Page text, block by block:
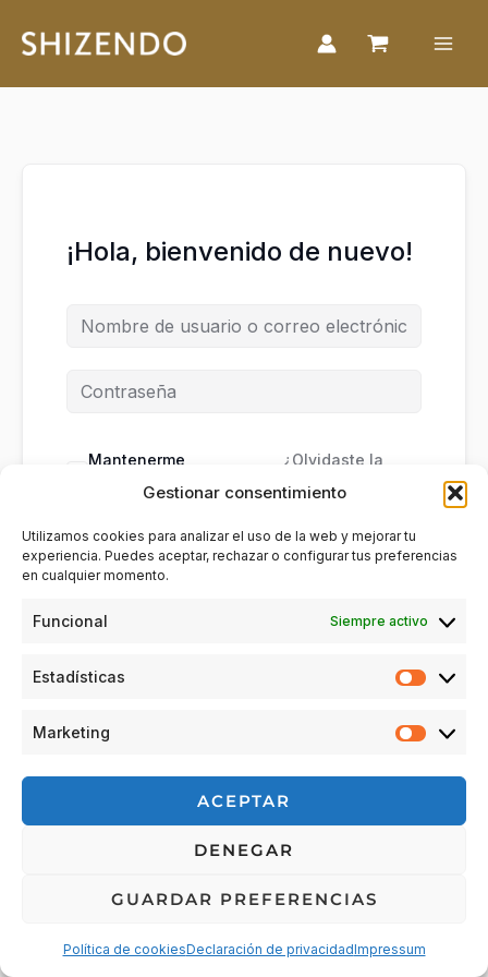
Gestionar consentimiento
Utilizamos cookies para analizar el uso de la web y mejorar tu
experiencia. Puedes aceptar, rechazar o configurar tus preferencias
en cualquier momento.
Funcional Siempre activo
Estadísticas
Marketing
ACEPTAR
DENEGAR
GUARDAR PREFERENCIAS
Política de cookiesDeclaración de privacidadImpressum
¡Hola, bienvenido de nuevo!
Mantenerme
conectado
¿Olvidaste la
contraseña?
Acceder
Aviso legal|Política de privacidad|Política de Cookies|
Terminos y condiciones | Cancelaciones, devoluciones y